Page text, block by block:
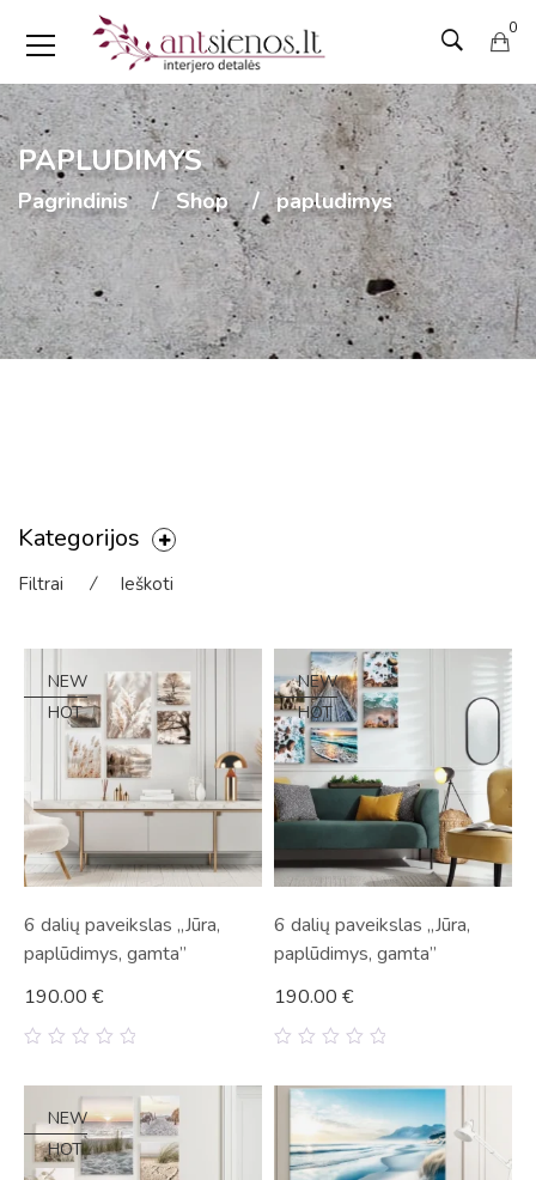
0
PAPLUDIMYS
Pagrindinis Shop papludimys
Kategorijos
Filtrai ⁄ Ieškoti
NEW
HOT
6 dalių paveikslas „Jūra,
paplūdimys, gamta”
190.00 €
NEW
HOT
6 dalių paveikslas „Jūra,
paplūdimys, gamta”
of
190.00 €
NEW
HOT